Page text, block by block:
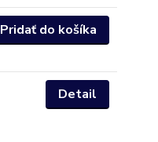
Pridať do košíka
Detail